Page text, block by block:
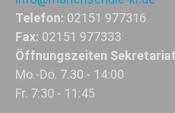
Telefon: 02151 977316
Fax: 02151 977333
Öffnungszeiten
Mo.-Do. 7.30 - 14:00
Fr. 7:30 - 11:45